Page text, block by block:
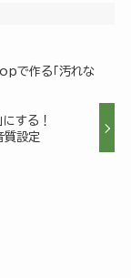
で作る「汚れな
する！
設定